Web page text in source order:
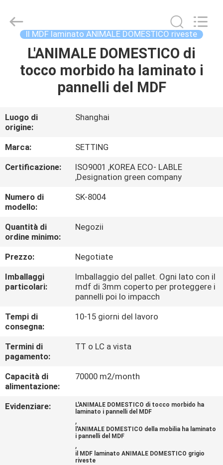
CASA
PRODOTTI
CIRCA
NOI
GIRO
FABBRICA
CONTATTICI
NOTIZIA
CASI
RICHIEDA
UNA
CITAZIONE
MAPPA
DEL
Setting
Decorating
material
Il MDF laminato ANIMALE DOMESTICO riveste
L'ANIMALE DOMESTICO di
tocco morbido ha laminato i
pannelli del MDF
Luogo di
origine:
Shanghai
Marca:
SETTING
Certificazione:
ISO9001 ,KOREA ECO- LABLE
,Designation green company
Numero di
modello:
SK-8004
Quantità di
ordine minimo:
Negozii
Prezzo:
Negotiate
Imballaggi
particolari:
Imballaggio del pallet. Ogni lato con il
mdf di 3mm coperto per proteggere i
pannelli poi lo impacch
Tempi di
consegna:
10-15 giorni del lavoro
Termini di
pagamento:
TT o LC a vista
Capacità di
alimentazione:
70000 m2/month
Evidenziare:
L'ANIMALE DOMESTICO di tocco morbido ha
laminato i pannelli del MDF
,
l'ANIMALE DOMESTICO della mobilia ha laminato
i pannelli del MDF
,
il MDF laminato ANIMALE DOMESTICO grigio
riveste